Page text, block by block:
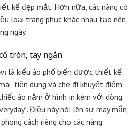
kế đẹp mắt. Hơn nữa, các nàng có
loại trang phục khác nhau tạo nên
ngày.
tròn, tay ngắn
là kiểu áo phổ biến được thiết kế
tiện dụng và che đi khuyết điểm
áo nằm ở hình in kèm với dòng
Điều này nói lên sự may mắn,
cách riêng cho các nàng